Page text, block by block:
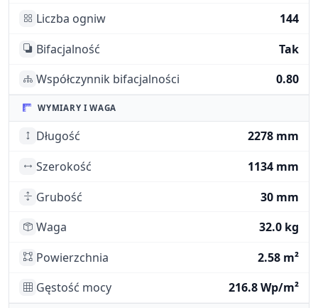
Liczba ogniw
144
Bifacjalność
Tak
Współczynnik bifacjalności
0.80
WYMIARY I WAGA
Długość
2278 mm
Szerokość
1134 mm
Grubość
30 mm
Waga
32.0 kg
Powierzchnia
2.58 m²
Gęstość mocy
216.8 Wp/m²